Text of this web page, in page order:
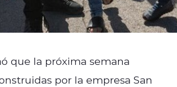
que la próxima semana
por la empresa San